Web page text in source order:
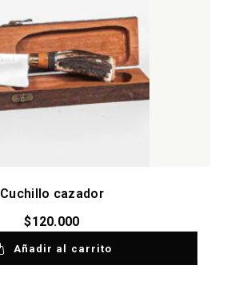
Cuchillo cazador
$120.000
Añadir al carrito